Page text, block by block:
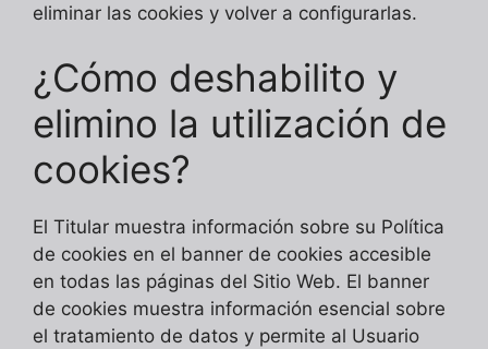
eliminar las cookies y volver a configurarlas.
¿Cómo deshabilito y
elimino la utilización de
cookies?
El Titular muestra información sobre su Política
de cookies en el banner de cookies accesible
en todas las páginas del Sitio Web. El banner
de cookies muestra información esencial sobre
el tratamiento de datos y permite al Usuario